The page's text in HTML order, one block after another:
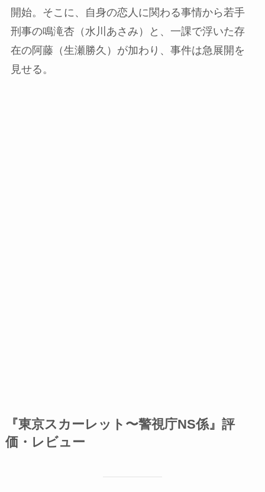
開始。そこに、自身の恋人に関わる事情から若手
刑事の鳴滝杏（水川あさみ）と、一課で浮いた存
在の阿藤（生瀬勝久）が加わり、事件は急展開を
見せる。
『東京スカーレット〜警視庁NS係』評
価・レビュー